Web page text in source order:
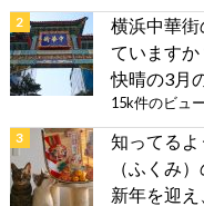
横浜中華
ていますか
快晴の3月
15k件のビュー
知ってる
（ふくみ
新年を迎